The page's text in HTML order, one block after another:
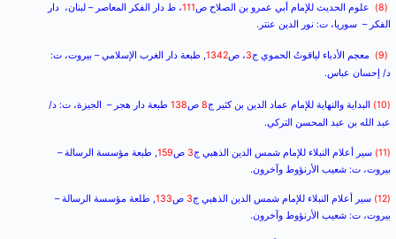
(8) علوم الحديث للإمام أبي عمرو بن الصلاح ص111، ط دار الفكر المعاصر – لبنان، دار
الفكر – سوريا، ت: نور الدين عنتر.
(9) معجم الأدباء لياقوتُ الحموي ج3، ص1342, طبعة دار الغرب الإسلامي – بيروت، ت:
د/ إحسان عباس.
(10) البداية والنهاية للإمام عماد الدين بن كثير ج8ص138طبعة دار هجر – الجيزة، ت: د/
عبد الله بن عبد المحسن التركي.
(11) سير أعلام النبلاء للإمام شمس الدين الذهبي ج3 ص159, طبعة مؤسسة الرسالة –
بيروت، ت: شعيب الأرنؤوط وآخرون.
(12) سير أعلام النبلاء للإمام شمس الدين الذهبي ج3 ص133, طلعة مؤسسة الرسالة –
بيروت، ت: شعيب الأرنؤوط وآخرون.